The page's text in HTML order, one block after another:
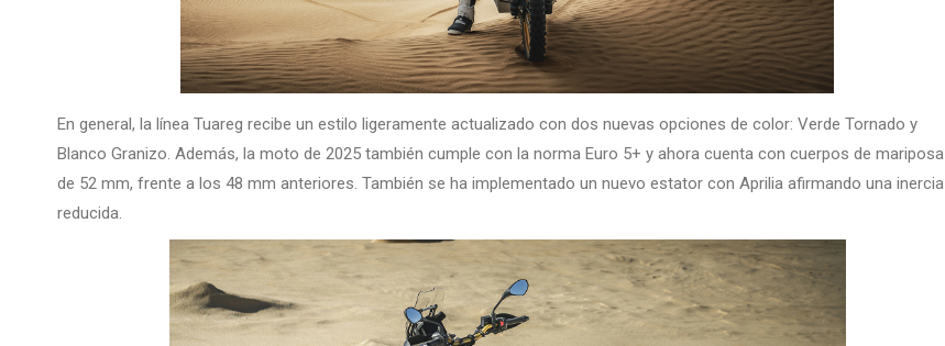
En general, la línea Tuareg recibe un estilo ligeramente actualizado con dos nuevas opciones de color: Verde Tornado y
Blanco Granizo. Además, la moto de 2025 también cumple con la norma Euro 5+ y ahora cuenta con cuerpos de mariposa
de 52 mm, frente a los 48 mm anteriores. También se ha implementado un nuevo estator con Aprilia afirmando una inercia
reducida.